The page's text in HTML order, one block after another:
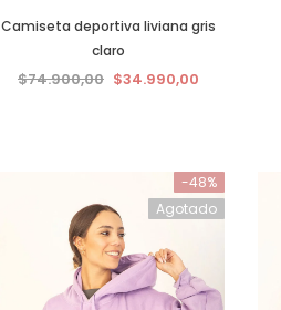
Camiseta deportiva liviana gris
claro
$74.900,00 $34.990,00
-48%
Agotado